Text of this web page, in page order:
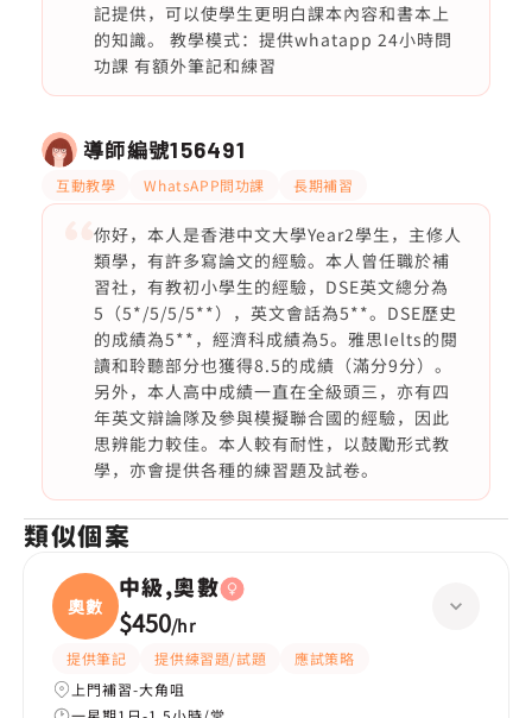
記提供，可以使學生更明白課本內容和書本上
的知識。 教學模式：提供whatapp 24小時問
功課 有額外筆記和練習
導師編號156491
互動教學 WhatsAPP問功課 長期補習
你好，本人是香港中文大學Year2學生，主修人
類學，有許多寫論文的經驗。本人曾任職於補
習社，有教初小學生的經驗，DSE英文總分為
5（5*/5/5/5**），英文會話為5**。DSE歷史
的成績為5**，經濟科成績為5。雅思Ielts的閱
讀和聆聽部分也獲得8.5的成績（滿分9分）。
另外，本人高中成績一直在全級頭三，亦有四
年英文辯論隊及參與模擬聯合國的經驗，因此
思辨能力較佳。本人較有耐性，以鼓勵形式教
學，亦會提供各種的練習題及試卷。
類似個案
奧數
中級,奧數
$450/hr
提供筆記 提供練習題/試題
應試策略
上門補習-大角咀